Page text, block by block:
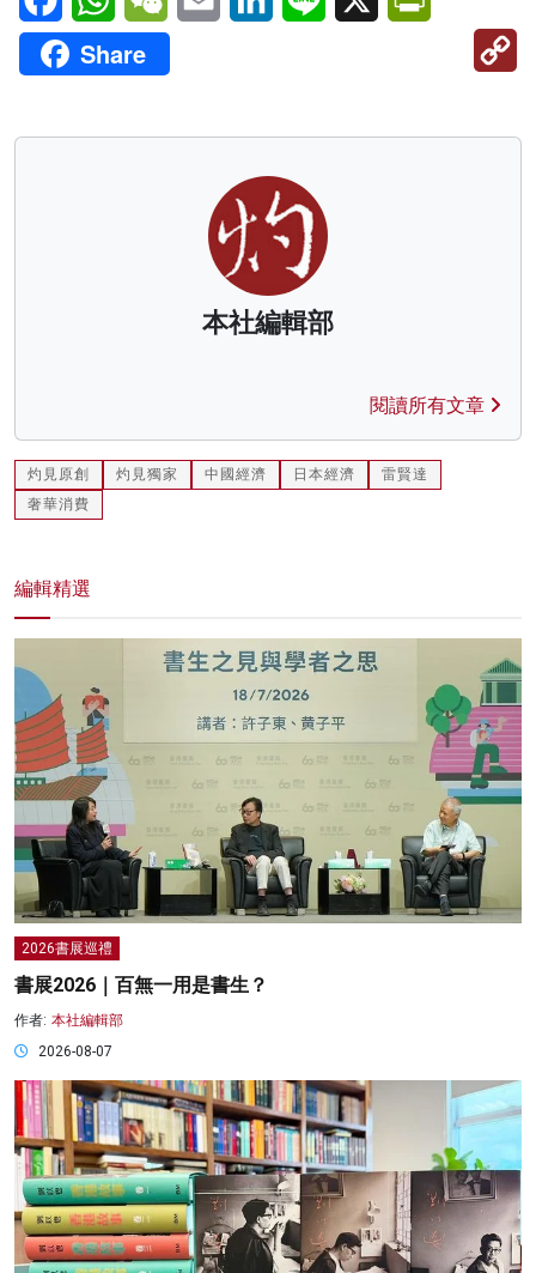
Share
本社編輯部
閱讀所有文章
灼見原創 灼見獨家 中國經濟 日本經濟
雷賢達
奢華消費
編輯精選
2026書展巡禮
書展2026｜百無一用是書生？
作者: 本社編輯部
2026-08-07